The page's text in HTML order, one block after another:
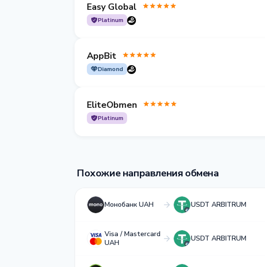
Easy Global
Platinum
AppBit
Diamond
EliteObmen
Platinum
Похожие направления обмена
Монобанк UAH USDT ARBITRUM
Visa / Mastercard
UAH
USDT ARBITRUM